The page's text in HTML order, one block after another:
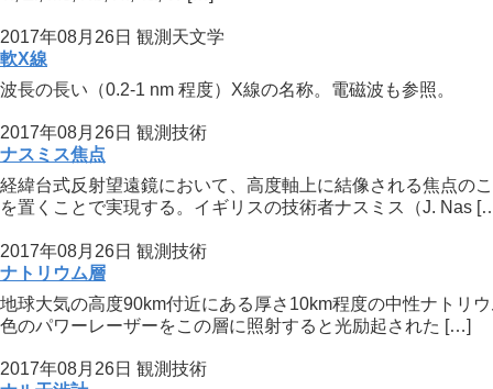
2017年08月26日 観測天文学
軟X線
波長の長い（0.2-1 nm 程度）X線の名称。電磁波も参照。
2017年08月26日 観測技術
ナスミス焦点
経緯台式反射望遠鏡において、高度軸上に結像される焦点の
を置くことで実現する。イギリスの技術者ナスミス（J. Nas
2017年08月26日 観測技術
ナトリウム層
地球大気の高度90km付近にある厚さ10km程度の中性ナトリ
色のパワーレーザーをこの層に照射すると光励起された […]
2017年08月26日 観測技術